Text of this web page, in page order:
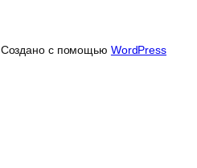
Создано с помощью WordPress